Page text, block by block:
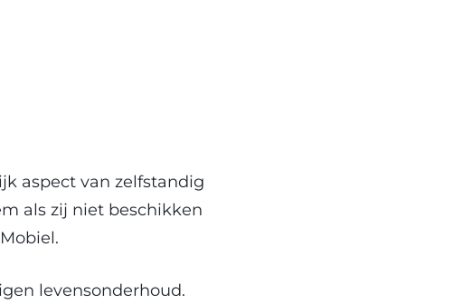
aspect van zelfstandig
als zij niet beschikken
levensonderhoud.